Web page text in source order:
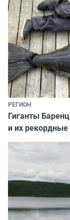
РЕГИОН
Гиганты
и их